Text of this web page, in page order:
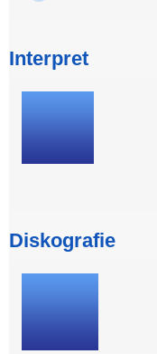
Interpret
Diskografie